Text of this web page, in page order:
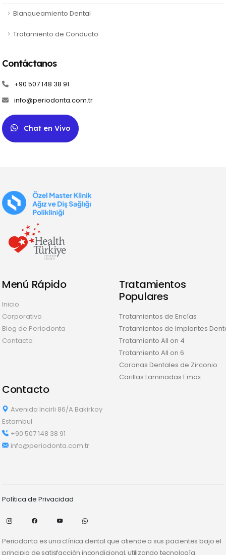
Blanqueamiento Dental
Tratamiento de Conducto
Contáctanos
+90 507 148 38 91
info@periodonta.com.tr
Chat en Vivo
Menú Rápido
Inicio
Corporativo
Blog de Periodonta
Contacto
Tratamientos
Populares
Tratamientos de Encías
Tratamientos de Implantes
Tratamiento All on 4
Tratamiento All on 6
Coronas Dentales de Zirconio
Carillas Laminadas Emax
Contacto
Avenida Incirli 86/A Bakirkoy
Estambul
+90 507 148 38 91
info@periodonta.com.tr
Política de Privacidad
Periodonta es una clínica dental que atiende a sus pacientes bajo el
principio de satisfacción incondicional, utilizando tecnología